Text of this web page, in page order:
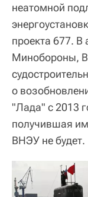
неатомной
проекта 677. В
Минобороны,
о
"Лада" с 2013
получившая
ВНЭУ не будет.